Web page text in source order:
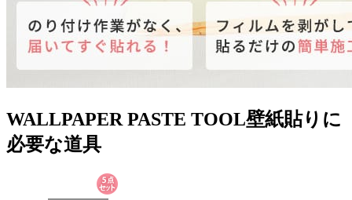
WALLPAPER PASTE TOOL壁紙貼りに
必要な道具